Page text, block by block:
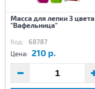
Масса для лепки 3 цвета
"Вафельница"
Код: 68787
Цена: 210 р.